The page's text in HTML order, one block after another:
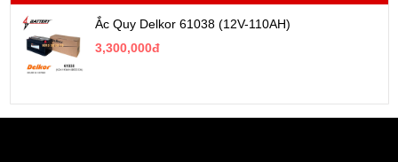
Ắc Quy Delkor 61038 (12V-110AH)
3,300,000đ